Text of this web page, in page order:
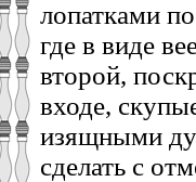
лопатками
где в виде
второй,
входе,
изящными
сделать с